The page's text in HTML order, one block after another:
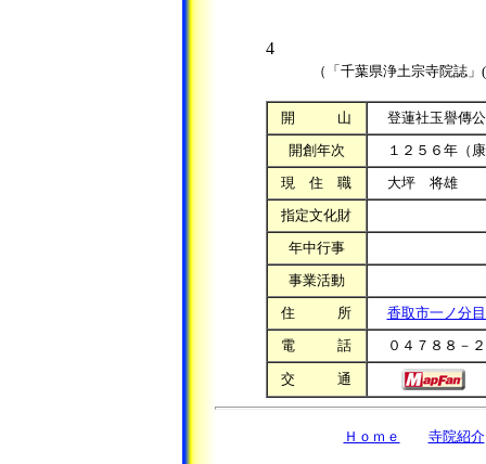
4
（「千葉県浄土宗寺院
開 山
登蓮社玉譽傳
開創年次
１２５６年（
現 住 職
大坪 将雄
指定文化財
年中行事
事業活動
住 所
香取市一ノ分
電 話
０４７８８－
交 通
Ｈｏｍｅ 寺院紹介